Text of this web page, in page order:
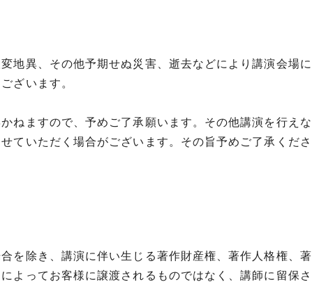
地異、その他予期せぬ災害、逝去などにより講演会場に
ざいます。
ねますので、予めご了承願います。その他講演を行えな
ていただく場合がございます。その旨予めご了承くださ
を除き、講演に伴い生じる著作財産権、著作人格権、著
よってお客様に譲渡されるものではなく、講師に留保さ